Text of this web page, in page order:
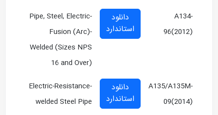
A134-
96(2012)
دانلود
استاندارد
Pipe, Steel, Electric-
Fusion (Arc)-
Welded (Sizes NPS
16 and Over)
A135/A135M-
09(2014)
دانلود
استاندارد
Electric-Resistance-
welded Steel Pipe